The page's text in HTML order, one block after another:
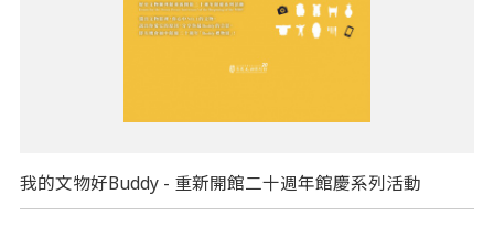
我的文物好Buddy - 重新開館二十週年館慶系列活動